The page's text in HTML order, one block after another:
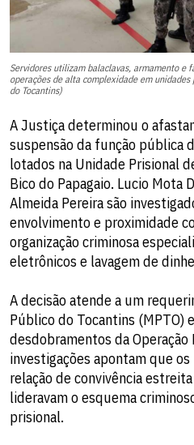
Servidores utilizam balaclavas, armamento e
operações de alta complexidade em
do Tocantins)
A Justiça determinou o
suspensão da função pública
lotados na Unidade Prisional
Bico do Papagaio. Lucio Mota
Almeida Pereira são
envolvimento e proximidade
organização criminosa
eletrônicos e lavagem de
A decisão atende a um
Público do Tocantins (MPTO)
desdobramentos da
investigações apontam que
relação de convivência
lideravam o esquema
prisional.